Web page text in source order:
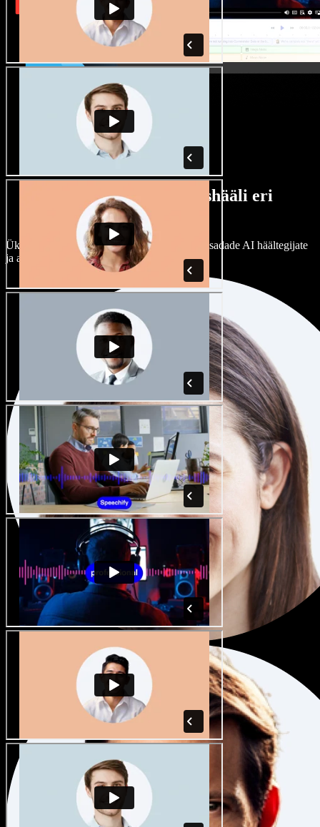
Lai valik mees- ja naishääli eri
aktsentidega
Ükski projekt ei pea kõlama ühtemoodi. Vali sadade AI häältegijate
ja aktsentide hulgast ning kohanda neid.